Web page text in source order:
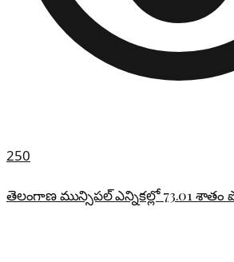
250
తెలంగాణ మున్సిపల్ ఎన్నికల్లో 73.01